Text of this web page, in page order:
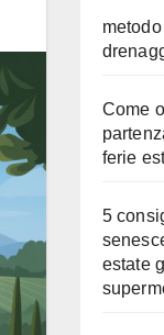
Come
ferie
5
estate